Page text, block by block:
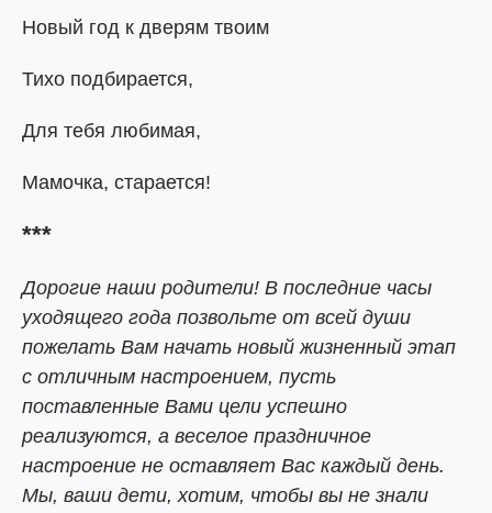
Новый год к дверям твоим
Тихо подбирается,
Для тебя любимая,
Мамочка, старается!
***
Дорогие наши родители! В последние часы
уходящего года позвольте от всей души
пожелать Вам начать новый жизненный этап
с отличным настроением, пусть
поставленные Вами цели успешно
реализуются, а веселое праздничное
настроение не оставляет Вас каждый день.
Мы, ваши дети, хотим, чтобы вы не знали